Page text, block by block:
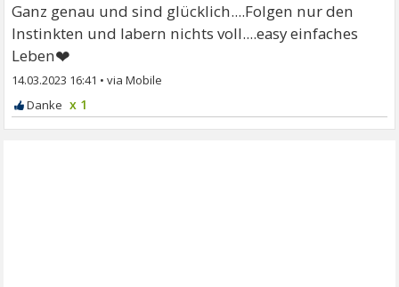
Ganz genau und sind glücklich....Folgen nur den
Instinkten und labern nichts voll....easy einfaches
Leben❤
14.03.2023 16:41 •
x 1